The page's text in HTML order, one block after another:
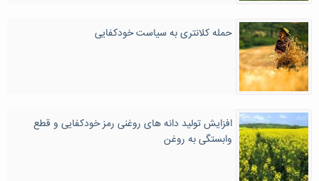
حمله کلانتری به سیاست خودکفایی
افزایش تولید دانه های روغنی رمز خودکفایی و قطع
وابستگی به روغن